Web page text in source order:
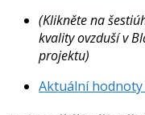
(Klikněte na
kvality ovzduší v
projektu)
Aktuální hodnoty